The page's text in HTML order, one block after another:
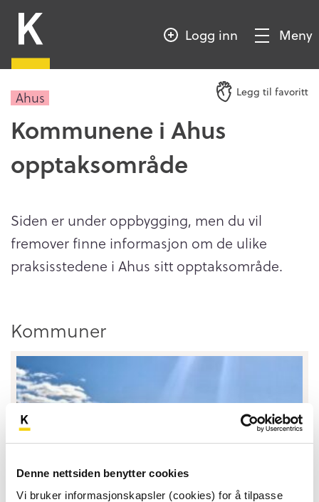
Denne nettsiden benytter cookies
Vi bruker informasjonskapsler (cookies) for å tilpasse
HOVEDINNHOLD
KompetansebroenLogg inn
Vis/SkjulMeny
Legg til favoritt
Ahus
Kommunene i Ahus
opptaksområde
Siden er under oppbygging, men du vil
fremover finne informasjon om de ulike
praksisstedene i Ahus sitt opptaksområde.
Kommuner